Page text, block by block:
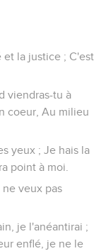
et la justice ; C'est
viendras-tu à
coeur, Au milieu
yeux ; Je hais la
point à moi.
veux pas
je l'anéantirai ;
enflé, je ne le